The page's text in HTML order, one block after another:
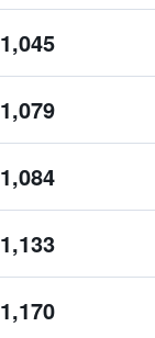
1,045 ﷼
1,079 ﷼
1,084 ﷼
1,133 ﷼
1,170 ﷼